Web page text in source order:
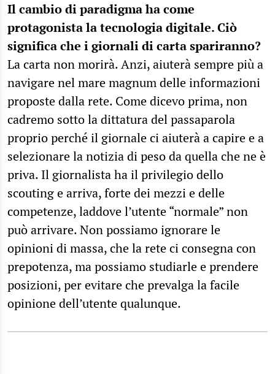
Il cambio di paradigma ha come
protagonista la tecnologia digitale. Ciò
significa che i giornali di carta spariranno?
La carta non morirà. Anzi, aiuterà sempre più a
navigare nel mare magnum delle informazioni
proposte dalla rete. Come dicevo prima, non
cadremo sotto la dittatura del passaparola
proprio perché il giornale ci aiuterà a capire e a
selezionare la notizia di peso da quella che ne è
priva. Il giornalista ha il privilegio dello
scouting e arriva, forte dei mezzi e delle
competenze, laddove l’utente “normale” non
può arrivare. Non possiamo ignorare le
opinioni di massa, che la rete ci consegna con
prepotenza, ma possiamo studiarle e prendere
posizioni, per evitare che prevalga la facile
opinione dell’utente qualunque.